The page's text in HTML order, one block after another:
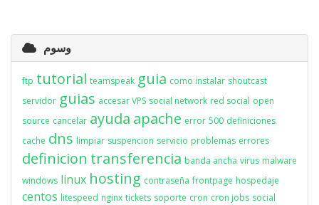
وسوم
ftp tutorial teamspeak guia como instalar shoutcast
servidor guias accesar VPS social network red social open
source cancelar ayuda apache error 500 definiciones
cache dns limpiar suspencion servicio problemas errores
definicion transferencia banda ancha virus malware
windows linux hosting contraseña frontpage hospedaje
centos litespeed nginx tickets soporte cron cron jobs social